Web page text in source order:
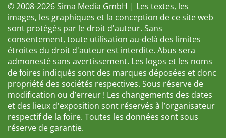
© 2008-2026 Sima Media GmbH | Les textes, les
images, les graphiques et la conception de ce site web
sont protégés par le droit d'auteur. Sans
consentement, toute utilisation au-delà des limites
étroites du droit d'auteur est interdite. Abus sera
admonesté sans avertissement. Les logos et les noms
de foires indiqués sont des marques déposées et donc
propriété des sociétés respectives. Sous réserve de
modification ou d’erreur ! Les changements des dates
et des lieux d'exposition sont réservés à l’organisateur
respectif de la foire. Toutes les données sont sous
réserve de garantie.